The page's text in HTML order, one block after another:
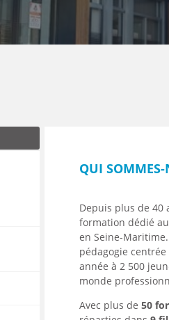
QUI SOMMES-
Depuis plus de 40
formation dédié
en Seine-
pédagogie centrée
année à 2 500
monde
Avec plus de 50